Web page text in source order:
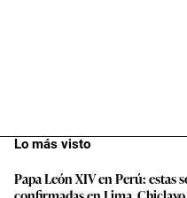
Lo más visto
Papa León XIV en Perú: estas